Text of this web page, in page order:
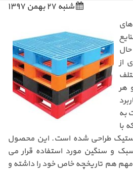
شنبه ۲۷ بهمن ۱۳۹۷
از
هر
به
با
طراحی شده است. این محصول
و سنگین مورد استفاده قرار می
هم تاریخچه خاص خود را داشته و